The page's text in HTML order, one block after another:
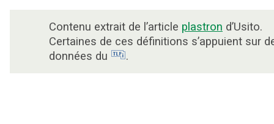
Contenu extrait de l’article plastron d’Usito.
Certaines de ces définitions s’appuient sur
données du
.